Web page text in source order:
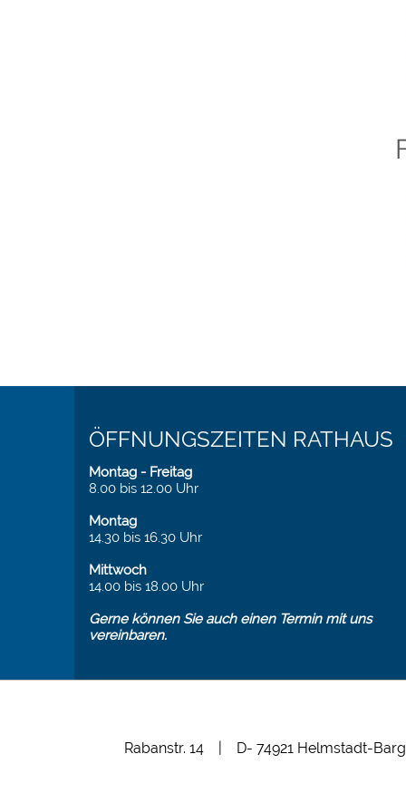
ÖFFNUNGSZEITEN RATHAUS
Montag - Freitag
8.00 bis 12.00 Uhr
Montag
14.30 bis 16.30 Uhr
Mittwoch
14.00 bis 18.00 Uhr
Gerne können Sie auch einen Termin mit uns
vereinbaren.
Rabanstr. 14 | D- 74921 Helmstadt-